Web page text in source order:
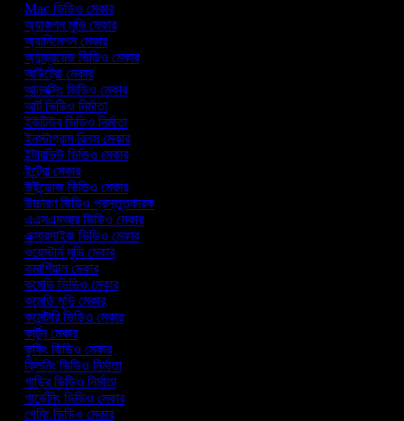
Mac ভিডিও মেকার
অ্যাকশন মুভি মেকার
অ্যানিমেশন মেকার
অ্যান্ড্রয়েড ভিডিও মেকার
আউট্রো মেকার
আনবক্সিং ভিডিও মেকার
আর্ট ভিডিও নির্মাতা
ইউটিউব ভিডিও নির্মাতা
ইনস্টাগ্রাম রিলস মেকার
ইন্টারভিউ ভিডিও মেকার
ইন্ট্রো মেকার
উইন্ডোজ ভিডিও মেকার
উচ্চারণ ভিডিও প্রস্তুতকারক
এএসএমআর ভিডিও মেকার
এক্সারসাইজ ভিডিও মেকার
ওয়েস্টার্ন মুভি মেকার
কমার্শিয়াল মেকার
কমেডি ভিডিও মেকার
কমেডি মুভি মেকার
কমেন্টারি ভিডিও মেকার
কার্টুন মেকার
কুকিং ভিডিও মেকার
ক্লিনিং ভিডিও নির্মাতা
গাড়ির ভিডিও নির্মাতা
গার্ডেনিং ভিডিও মেকার
গেমিং ভিডিও মেকার